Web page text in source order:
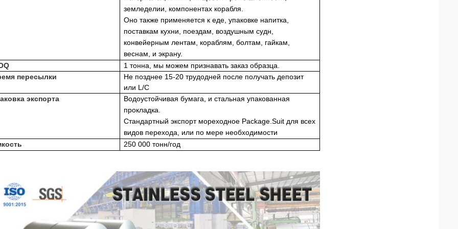
земледелии, компонентах корабля.
Оно также применяется к еде, упаковке напитка,
поставкам кухни, поездам, воздушным судн,
конвейерным лентам, кораблям, болтам, гайкам,
веснам, и экрану.
1 тонна, мы можем признавать заказ образца.
пересылки
Не позднее 15-20 трудодней после получать депозит
или L/C
экспорта
Водоустойчивая бумага, и стальная упакованная
прокладка.
Стандартный экспорт мореходное Package.Suit для всех
видов перехода, или по мере необходимости
250 000 тонн/год